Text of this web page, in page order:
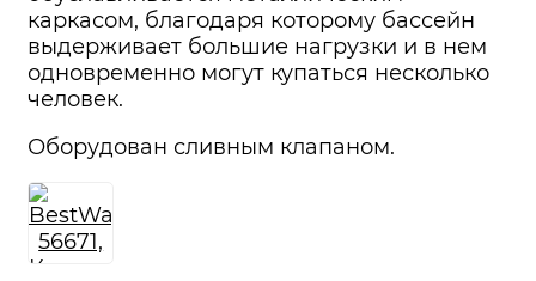
каркасом, благодаря которому бассейн
выдерживает большие нагрузки и в нем
одновременно могут купаться несколько
человек.
Оборудован сливным клапаном.